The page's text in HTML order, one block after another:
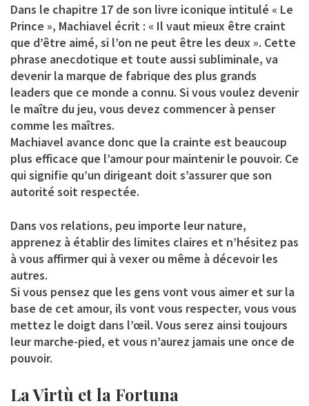
Dans le chapitre 17 de son livre iconique intitulé « Le
Prince », Machiavel écrit : « Il vaut mieux être craint
que d’être aimé, si l’on ne peut être les deux ». Cette
phrase anecdotique et toute aussi subliminale, va
devenir la marque de fabrique des plus grands
leaders que ce monde a connu. Si vous voulez devenir
le maître du jeu, vous devez commencer à penser
comme les maîtres.
Machiavel avance donc que la crainte est beaucoup
plus efficace que l’amour pour maintenir le pouvoir. Ce
qui signifie qu’un dirigeant doit s’assurer que son
autorité soit respectée.
Dans vos relations, peu importe leur nature,
apprenez à établir des limites claires et n’hésitez pas
à vous affirmer qui à vexer ou même à décevoir les
autres.
Si vous pensez que les gens vont vous aimer et sur la
base de cet amour, ils vont vous respecter, vous vous
mettez le doigt dans l’œil. Vous serez ainsi toujours
leur marche-pied, et vous n’aurez jamais une once de
pouvoir.
La Virtù et la Fortuna